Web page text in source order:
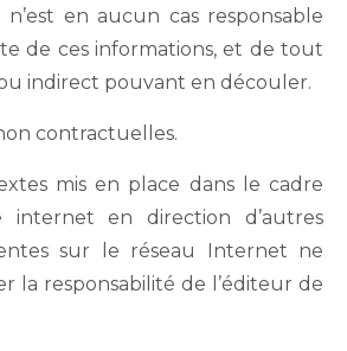
n’est en aucun cas responsable
de ces informations, et de tout
indirect pouvant en découler.
contractuelles.
mis en place dans le cadre
en direction d’autres
sur le réseau Internet ne
la responsabilité de l’éditeur de